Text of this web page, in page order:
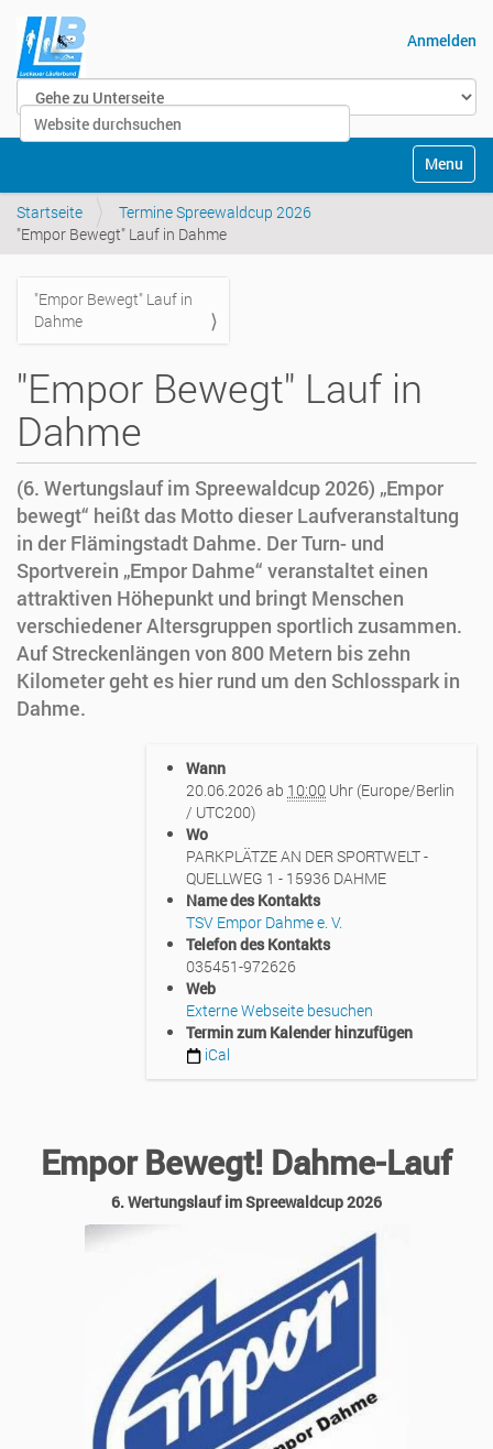
Website durchsuchen
Anmelden
Startseite
Termine Spreewaldcup 2026
"Empor Bewegt" Lauf in Dahme
Navigation
"Empor Bewegt" Lauf in
Dahme
"Empor Bewegt" Lauf in
Dahme
(6. Wertungslauf im Spreewaldcup 2026) „Empor
bewegt“ heißt das Motto dieser Laufveranstaltung
in der Flämingstadt Dahme. Der Turn- und
Sportverein „Empor Dahme“ veranstaltet einen
attraktiven Höhepunkt und bringt Menschen
verschiedener Altersgruppen sportlich zusammen.
Auf Streckenlängen von 800 Metern bis zehn
Kilometer geht es hier rund um den Schlosspark in
Dahme.
laeuferbund.de/events/empor-
Wertungslauf
Spreewaldcup
Laufveranstaltung
Flämingstadt
Wann
20.06.2026ab 10:00 Uhr (Europe/Berlin
/ UTC200)
Wo
PARKPLÄTZE AN DER SPORTWELT -
QUELLWEG 1 - 15936 DAHME
Name des Kontakts
TSV Empor Dahme e. V.
Telefon des Kontakts
035451-972626
Web
Externe Webseite besuchen
Termin zum Kalender hinzufügen
iCal
Empor Bewegt! Dahme-Lauf
6. Wertungslauf im Spreewaldcup 2026